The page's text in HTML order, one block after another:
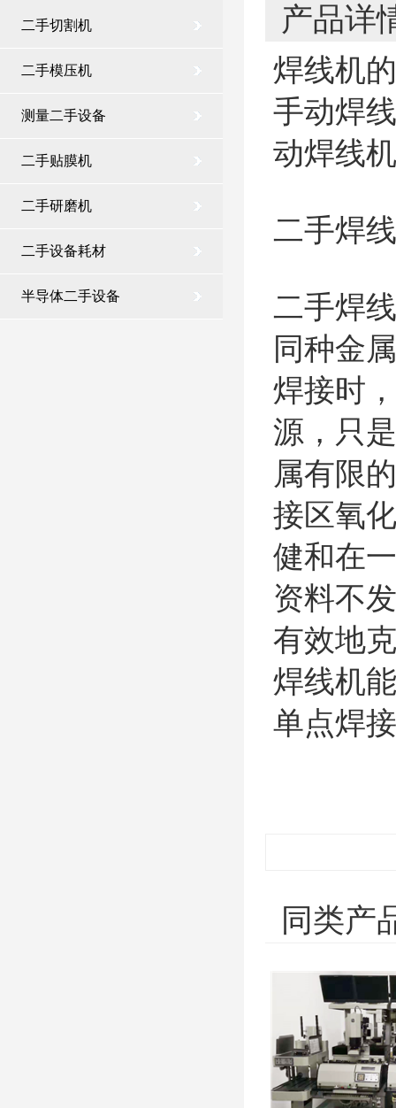
二手切割机
二手模压机
测量二手设备
二手贴膜机
二手研磨机
二手设备耗材
半导体二手设备
产品详
焊线机
手动焊
动焊线
二手焊
二手焊
同种金
焊接时
源，只
属有限
接区氧
健和在
资料不
有效地
焊线机
单点焊
同类产